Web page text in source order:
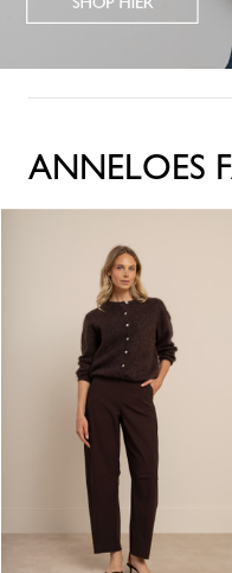
ANNELOES